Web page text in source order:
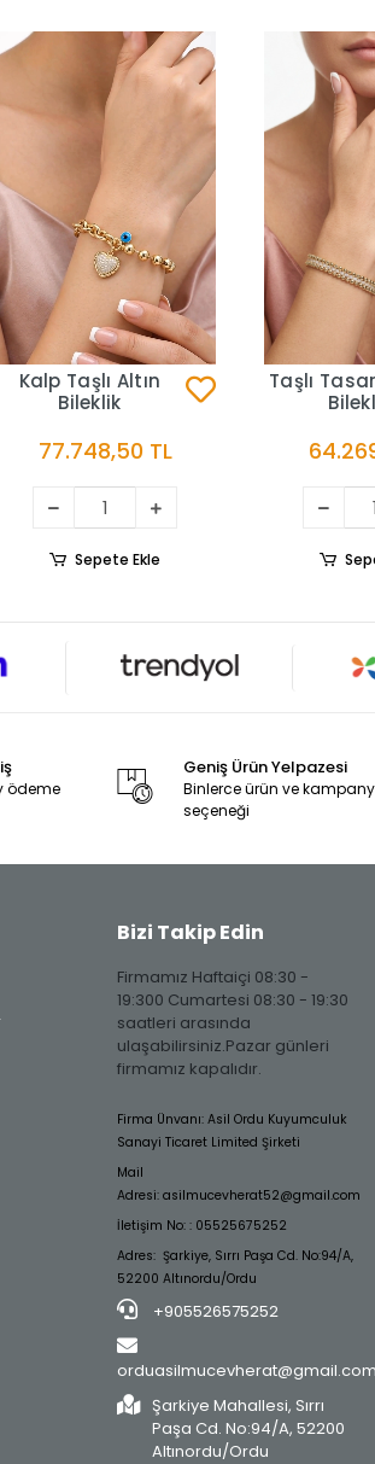
Kalp Taşlı Altın
Bileklik
77.748,50 TL
Sepete Ekle
Taşlı
ödeme
Geniş Ürün Yelpazesi
Binlerce ürün ve
seçeneği
Bizi Takip Edin
Firmamız Haftaiçi 08:30 -
19:300 Cumartesi 08:30 - 19:30
saatleri arasında
ulaşabilirsiniz.Pazar günleri
firmamız kapalıdır.
Firma Ünvanı: Asil Ordu Kuyumculuk
Sanayi Ticaret Limited Şirketi
Mail
Adresi: asilmucevherat52@gmail.com
İletişim No: : 05525675252
Adres: Şarkiye, Sırrı Paşa Cd. No:94/A,
52200 Altınordu/Ordu
+905526575252
orduasilmucevherat@gmail.com
Şarkiye Mahallesi, Sırrı
Paşa Cd. No:94/A, 52200
Altınordu/Ordu